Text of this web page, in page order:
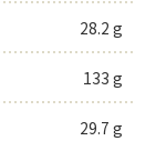
28.2 g
133 g
29.7 g